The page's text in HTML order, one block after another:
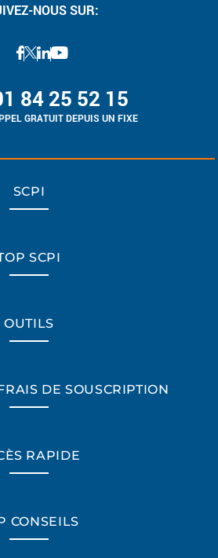
NOUS SUR:
84 25 52 15
GRATUIT DEPUIS UN FIXE
SCPI
SCPI
OUTILS
DE SOUSCRIPTION
RAPIDE
CONSEILS